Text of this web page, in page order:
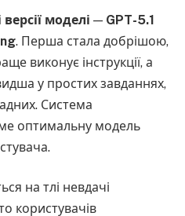
моделі — GPT-5.1
. Перша стала добрішою,
виконує інструкції, а
у простих завданнях,
Система
оптимальну модель
на тлі невдачі
користувачів